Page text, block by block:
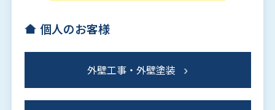
個人のお客様
外壁工事・外壁塗装